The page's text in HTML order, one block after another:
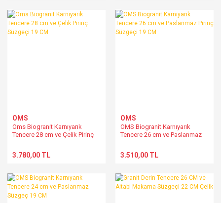
OMS
Oms Biogranit Karnıyarık
Tencere 28 cm ve Çelik Pirinç
3.780,00 TL
OMS
OMS Biogranit Karnıyarık
Tencere 26 cm ve Paslanmaz
3.510,00 TL